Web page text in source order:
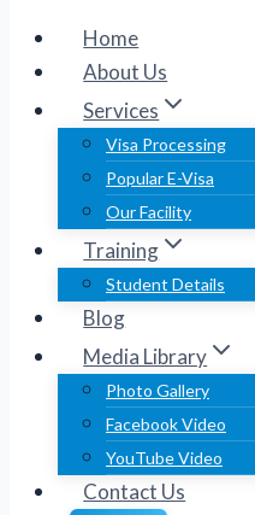
Home
About Us
Services
Visa Processing
Popular E-Visa
Our Facility
Training
Student Details
Blog
Media Library
Photo Gallery
Facebook Video
YouTube Video
Contact Us